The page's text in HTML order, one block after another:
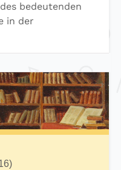
bedeutenden
in der